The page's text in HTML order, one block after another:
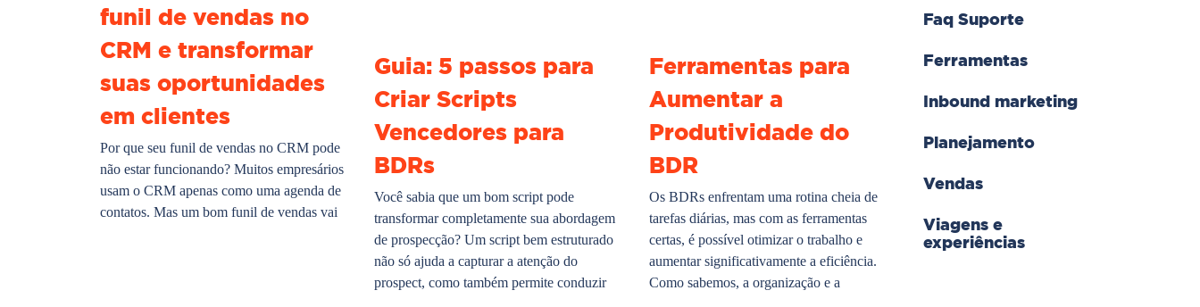
funil de vendas no
CRM e transformar
suas oportunidades
em clientes
Por que seu funil de vendas no CRM pode
não estar funcionando? Muitos empresários
usam o CRM apenas como uma agenda de
contatos. Mas um bom funil de vendas vai
Guia: 5 passos para
Criar Scripts
Vencedores para
BDRs
Você sabia que um bom script pode
transformar completamente sua abordagem
de prospecção? Um script bem estruturado
não só ajuda a capturar a atenção do
prospect, como também permite conduzir
Ferramentas para
Aumentar a
Produtividade do
BDR
Os BDRs enfrentam uma rotina cheia de
tarefas diárias, mas com as ferramentas
certas, é possível otimizar o trabalho e
aumentar significativamente a eficiência.
Como sabemos, a organização e a
Faq Suporte
Ferramentas
Inbound marketing
Planejamento
Vendas
Viagens e
experiências